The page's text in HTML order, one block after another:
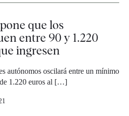
que los
entre 90 y 1.220
ingresen
autónomos oscilará entre un mínimo
1.220 euros al […]